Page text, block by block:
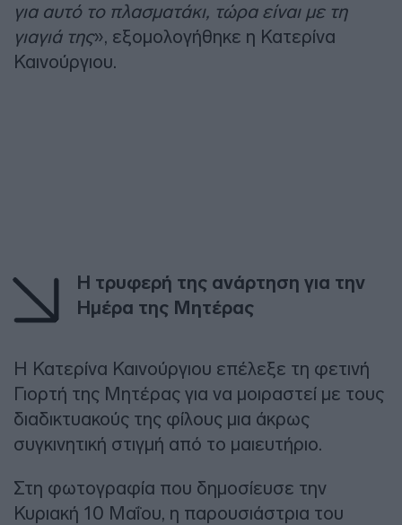
για αυτό το πλασματάκι, τώρα είναι με τη
γιαγιά της», εξομολογήθηκε η Κατερίνα
Καινούργιου.
Η τρυφερή της ανάρτηση για την
Ημέρα της Μητέρας
Η Κατερίνα Καινούργιου επέλεξε τη φετινή
Γιορτή της Μητέρας για να μοιραστεί με τους
διαδικτυακούς της φίλους μια άκρως
συγκινητική στιγμή από το μαιευτήριο.
Στη φωτογραφία που δημοσίευσε την
Κυριακή 10 Μαΐου, η παρουσιάστρια του